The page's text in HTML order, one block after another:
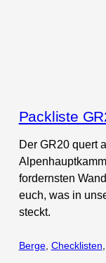
Packliste
Der GR20 quert
fordernsten
euch, was in
steckt.
Berge, Checklisten,